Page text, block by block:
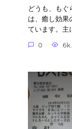
どうも、も
は、癒し効
ています。主
0 6k.